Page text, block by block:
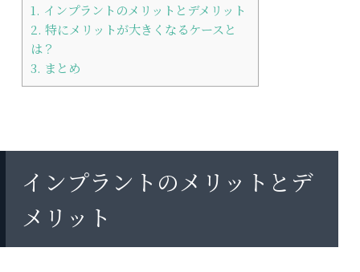
1. インプラントのメリットとデメリット
2. 特にメリットが大きくなるケースと
は？
3. まとめ
インプラントのメリットとデ
メリット